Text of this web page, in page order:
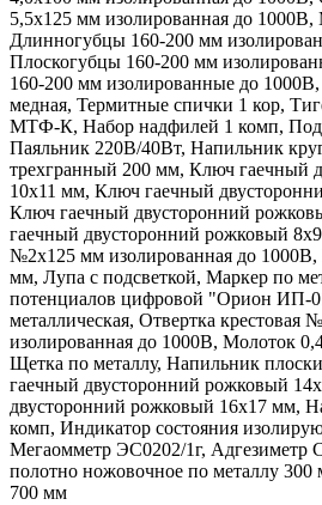
5,5х125 мм изолированная до
Длинногубцы 160-200 мм
Плоскогубцы 160-200 мм
160-200 мм изолированные до
медная, Термитные спички 1 кор,
МТФ-К, Набор надфилей 1 комп,
Паяльник 220В/40Вт, Напильник
трехгранный 200 мм, Ключ гаечный
10х11 мм, Ключ гаечный
Ключ гаечный двусторонний
гаечный двусторонний рожковый
№2х125 мм изолированная до
мм, Лупа с подсветкой, Маркер по
потенциалов цифровой "Орион ИП-
металлическая, Отвертка крестовая
изолированная до 1000В, Молоток
Щетка по металлу, Напильник
гаечный двусторонний рожковый
двусторонний рожковый 16х17 мм,
комп, Индикатор состояния
Мегаомметр ЭС0202/1г, Адгезиметр
полотно ножовочное по металлу 300
700 мм